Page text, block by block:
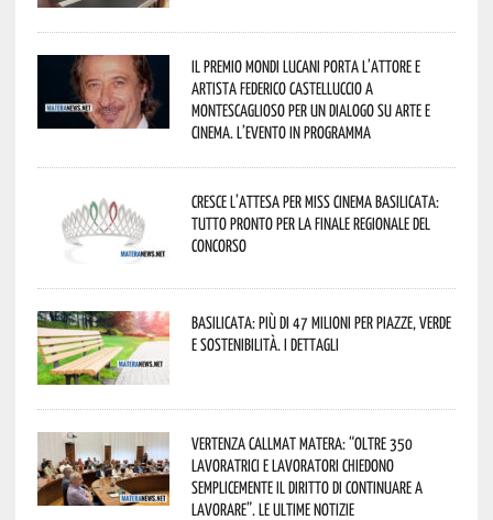
Il Premio Mondi Lucani porta l’attore e
artista Federico Castelluccio a
Montescaglioso per un dialogo su arte e
cinema. L’evento in programma
Cresce l’attesa per Miss Cinema Basilicata:
tutto pronto per la finale regionale del
concorso
Basilicata: più di 47 milioni per piazze, verde
e sostenibilità. I dettagli
Vertenza CallMat Matera: “Oltre 350
lavoratrici e lavoratori chiedono
semplicemente il diritto di continuare a
lavorare”. Le ultime notizie